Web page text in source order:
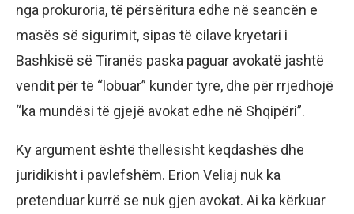
nga prokuroria, të përsëritura edhe në seancën e
masës së sigurimit, sipas të cilave kryetari i
Bashkisë së Tiranës paska paguar avokatë jashtë
vendit për të “lobuar” kundër tyre, dhe për rrjedhojë
“ka mundësi të gjejë avokat edhe në Shqipëri”.
Ky argument është thellësisht keqdashës dhe
juridikisht i pavlefshëm. Erion Veliaj nuk ka
pretenduar kurrë se nuk gjen avokat. Ai ka kërkuar